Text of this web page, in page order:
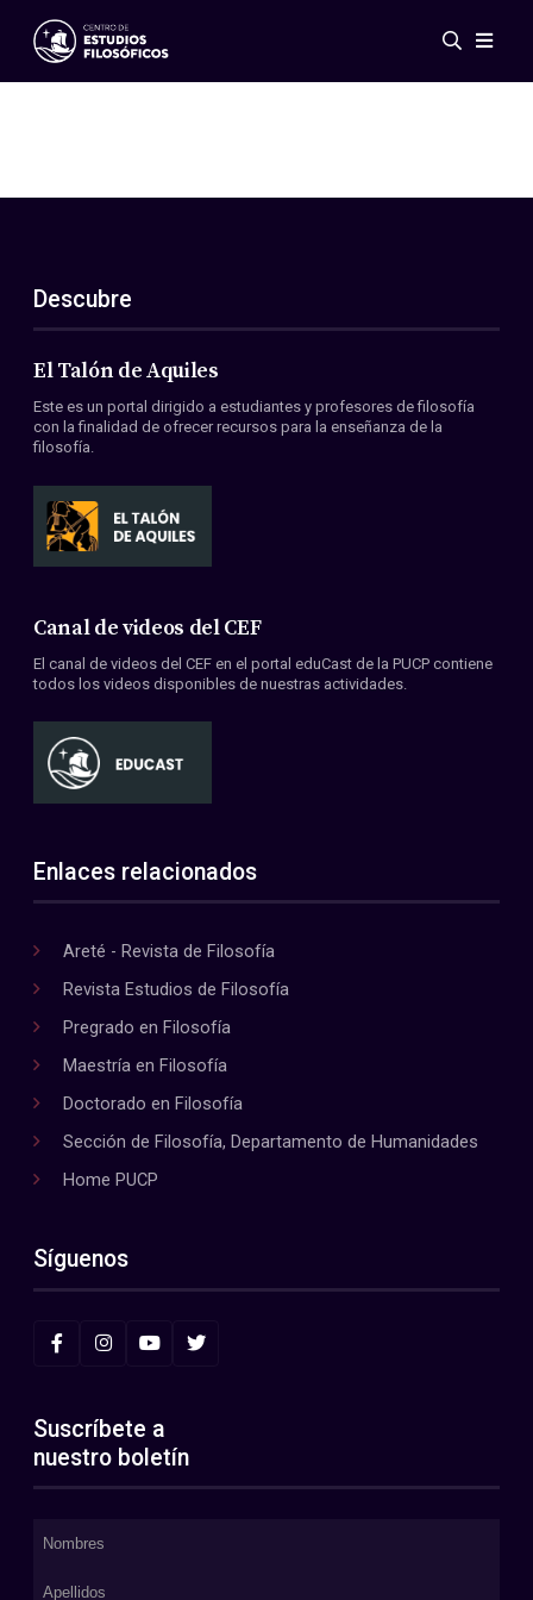
Eventos
ES
EN
Acerca de nosotros
Miembros
Convenios
Descubre
El Talón de Aquiles
Este es un portal dirigido a estudiantes y profesores de filosofía
con la finalidad de ofrecer recursos para la enseñanza de la
filosofía.
Canal de videos del CEF
El canal de videos del CEF en el portal eduCast de la PUCP contiene
todos los videos disponibles de nuestras actividades.
Enlaces relacionados
Areté - Revista de Filosofía
Revista Estudios de Filosofía
Pregrado en Filosofía
Maestría en Filosofía
Doctorado en Filosofía
Sección de Filosofía, Departamento de Humanidades
Home PUCP
Síguenos
Suscríbete a
nuestro boletín